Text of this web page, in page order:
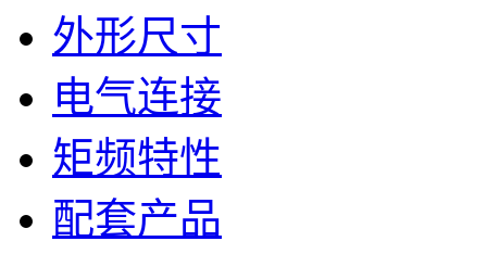
外形尺寸
电气连接
矩频特性
配套产品